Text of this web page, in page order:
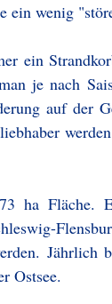
ein wenig
ein
je nach
auf der
ha Fläche.
Jährlich
Ostsee.